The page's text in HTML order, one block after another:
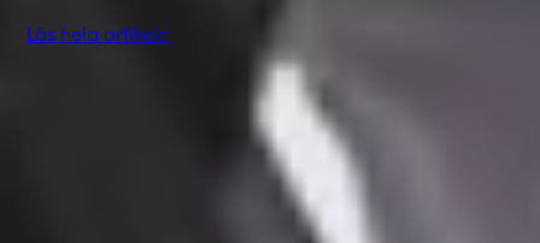
Läs hela artikeln
Alla nyheter